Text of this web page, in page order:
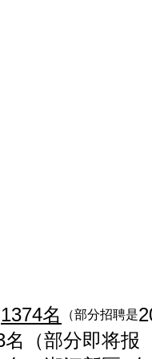
1374名 （部分招聘是
（部分即将报